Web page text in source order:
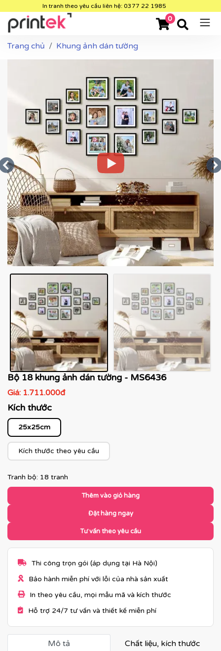
In tranh theo yêu cầu liên hệ: 0377 22 1985
0
Trang chủ Khung ảnh dán tường
Bộ 18 khung ảnh dán tường - MS6436
Giá: 1.711.000đ
Kích thước
25x25cm
Kích thước theo yêu cầu
Tranh bộ: 18 tranh
Thêm vào giỏ hàng
Đặt hàng ngay
Tư vấn theo yêu cầu
Thi công trọn gói (áp dụng tại Hà Nội)
Bảo hành miễn phí với lỗi của nhà sản xuất
In theo yêu cầu, mọi mẫu mã và kích thước
Hỗ trợ 24/7 tư vấn và thiết kế miễn phí
Mô tả Chất liệu, kích thước